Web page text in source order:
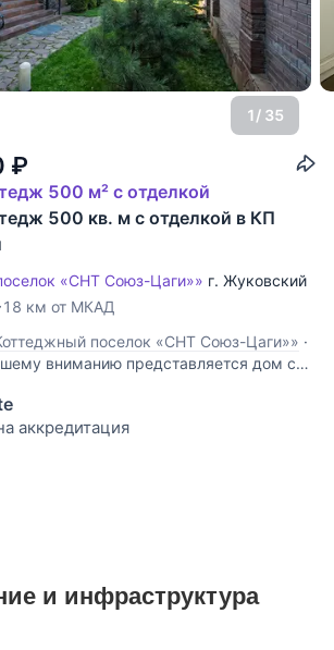
1/ 35
₽
500 м² с отделкой
500 кв. м с отделкой в КП
«СНТ Союз-Цаги»» г. Жуковский
км от МКАД
поселок «СНТ Союз-Цаги»» ·
вниманию представляется дом с
облицованный кирпичом в
поселке Союз-ЦАГИ г.
области, расположенном в 25 км
аккредитация
и инфраструктура